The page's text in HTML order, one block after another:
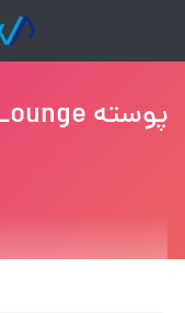
پوسته Business Lounge